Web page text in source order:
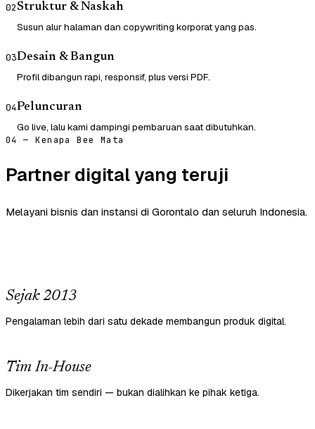
02Struktur & Naskah
Susun alur halaman dan copywriting korporat yang pas.
03Desain & Bangun
Profil dibangun rapi, responsif, plus versi PDF.
04Peluncuran
Go live, lalu kami dampingi pembaruan saat dibutuhkan.
04 — Kenapa Bee Mata
Partner digital yang teruji
Melayani bisnis dan instansi di Gorontalo dan seluruh Indonesia.
Sejak 2013
Pengalaman lebih dari satu dekade membangun produk digital.
Tim In-House
Dikerjakan tim sendiri — bukan dialihkan ke pihak ketiga.